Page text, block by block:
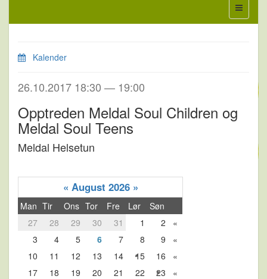
Kalender
26.10.2017 18:30 — 19:00
Opptreden Meldal Soul Children og
Meldal Soul Teens
Meldal Helsetun
« August 2026»
Man Tir Ons Tor Fre Lør
Søn
27
28 29 30 31 1 2
«
3
4 5 6 7 8 9
«
10
11 12 13 14 15 16
«
17
18 19 20 21 22 23
«